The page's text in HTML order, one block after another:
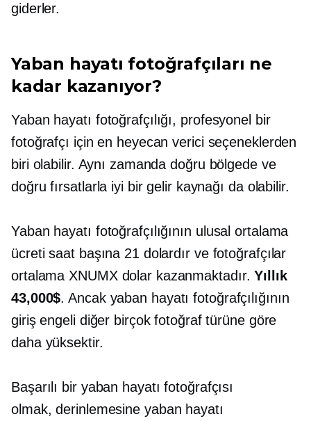
giderler.
Yaban hayatı fotoğrafçıları ne
kadar kazanıyor?
Yaban hayatı fotoğrafçılığı, profesyonel bir
fotoğrafçı için en heyecan verici seçeneklerden
biri olabilir. Aynı zamanda doğru bölgede ve
doğru fırsatlarla iyi bir gelir kaynağı da olabilir.
Yaban hayatı fotoğrafçılığının ulusal ortalama
ücreti saat başına 21 dolardır ve fotoğrafçılar
ortalama XNUMX dolar kazanmaktadır.Yıllık
43,000$. Ancak yaban hayatı fotoğrafçılığının
giriş engeli diğer birçok fotoğraf türüne göre
daha yüksektir.
Başarılı bir yaban hayatı fotoğrafçısı
olmak,derinlemesine yaban hayatı